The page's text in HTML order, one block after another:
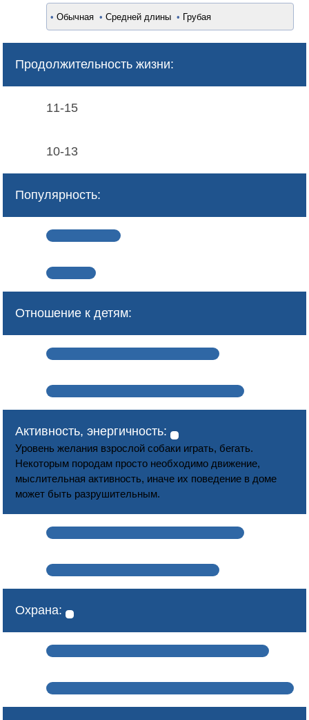
• Обычная • Средней длины • Грубая
Продолжительность жизни:
11-15
10-13
Популярность:
Отношение к детям:
Активность, энергичность:
Уровень желания взрослой собаки играть, бегать.
Некоторым породам просто необходимо движение,
мыслительная активность, иначе их поведение в доме
может быть разрушительным.
Охрана: